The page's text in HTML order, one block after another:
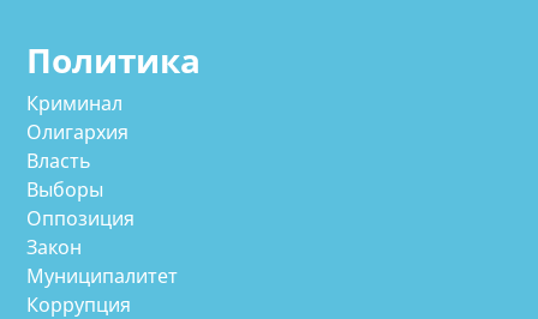
Политика
Криминал
Олигархия
Власть
Выборы
Оппозиция
Закон
Муниципалитет
Коррупция